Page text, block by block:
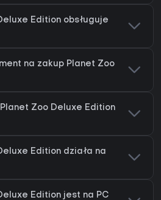
Edition obsługuje
na zakup Planet Zoo
Zoo Deluxe Edition
Edition działa na
Edition jest na PC